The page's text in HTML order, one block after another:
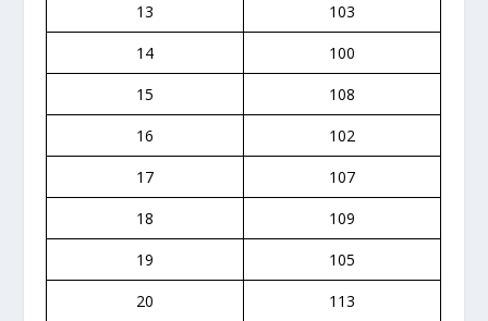
13
103
14
100
15
108
16
102
17
107
18
109
19
105
20
113